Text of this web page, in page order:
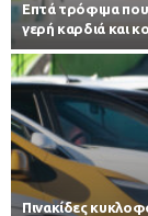
Επτά τρόφιμα που
γερή καρδιά και
Πινακίδες